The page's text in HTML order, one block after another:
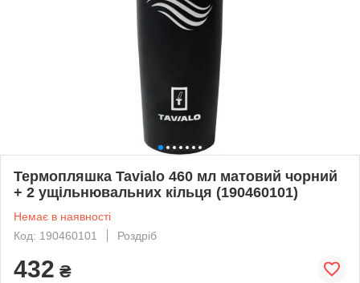
Термопляшка Tavialo 460 мл матовий чорний
+ 2 ущільнювальних кільця (190460101)
Немає в наявності
Код: 190460101
Роздріб
432 ₴